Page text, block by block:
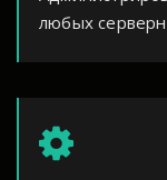
любых